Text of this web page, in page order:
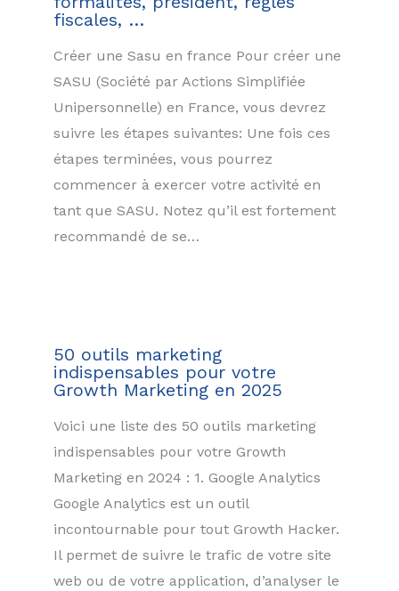
fiscales, …
Créer une Sasu en france Pour créer une
SASU (Société par Actions Simplifiée
Unipersonnelle) en France, vous devrez
suivre les étapes suivantes: Une fois ces
étapes terminées, vous pourrez
commencer à exercer votre activité en
tant que SASU. Notez qu’il est fortement
recommandé de se…
50 outils marketing
indispensables pour votre
Growth Marketing en 2025
Voici une liste des 50 outils marketing
indispensables pour votre Growth
Marketing en 2024 : 1. Google Analytics
Google Analytics est un outil
incontournable pour tout Growth Hacker.
Il permet de suivre le trafic de votre site
web ou de votre application, d’analyser le